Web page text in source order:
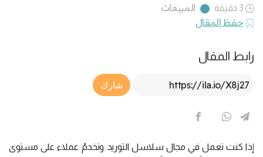
3 دقيقة
المبيعات
حفظ المقال
رابط المقال
Article Link
شارك
إذا كنت تعمل في مجال سلاسل التوريد وتخدمُ عملاء على مستوى